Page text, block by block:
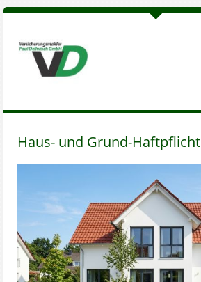
Haus- und Grund-Haftpflicht